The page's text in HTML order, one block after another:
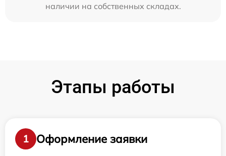
наличии на собственных складах.
Этапы работы
1
Оформление заявки